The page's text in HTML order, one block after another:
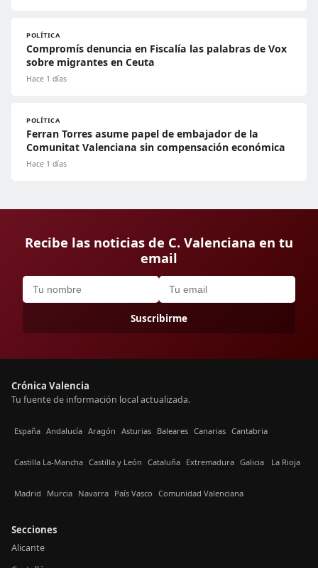
POLÍTICA
Compromís denuncia en Fiscalía las palabras de Vox
sobre migrantes en Ceuta
Hace 1 días
POLÍTICA
Ferran Torres asume papel de embajador de la
Comunitat Valenciana sin compensación económica
Hace 1 días
Recibe las noticias de C. Valenciana en tu
email
Suscribirme
Crónica Valencia
Tu fuente de información local actualizada.
España Andalucía Aragón Asturias Baleares Canarias Cantabria
Castilla La-Mancha Castilla y León Cataluña Extremadura Galicia La Rioja
Madrid Murcia Navarra País Vasco Comunidad Valenciana
Secciones
Alicante